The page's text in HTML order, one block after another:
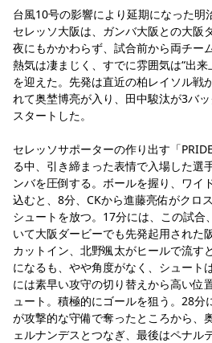
セレッソ大阪アカデミー 子供のサッカー
大人のサッカースクール その他スポーツ
台風10号の影響により延期になった明
セレッソ大阪は、ガンバ大阪との大阪
夜にもかかわらず、試合前から両チー
熱気は凄まじく、すでに雰囲気は“出
を迎えた。先発は直近の柏レイソル戦
れて奥埜博亮が入り、田中駿汰が3バ
スタートした。
セレッソサポーターの作り出す「
る中、引き締まった表情で入場した選
ンバを圧倒する。ボールを握り、ワイ
込むと、8分、CKから進藤亮佑がクロ
シュートを放つ。17分には、この試合
いて大阪ダービーでも先発起用された
カットイン、北野颯太がヒールで流す
になるも、やや角度がなく、シュート
には素早い攻守の切り替えから高い位
ュート。積極的にゴールを狙う。28分
が攻撃的な守備で奪ったところから、
ェルナンデスとつなぎ、最後はペナル